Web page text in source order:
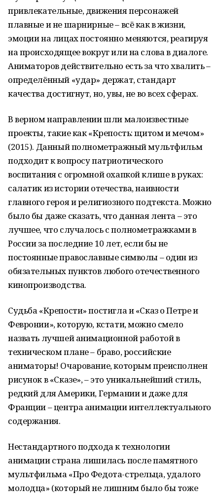
привлекательные, движения персонажей
плавные и не шарнирные – всё как в жизни,
эмоции на лицах постоянно меняются, реагируя
на происходящее вокруг или на слова в диалоге.
Аниматоров действительно есть за что хвалить –
определённый «удар» держат, стандарт
качества достигнут, но, увы, не во всех сферах.
В верном направлении шли малоизвестные
проекты, такие как «Крепость: щитом и мечом»
(2015). Данный полнометражный мультфильм
подходит к вопросу патриотического
воспитания с огромной охапкой клише в руках:
салатик из истории отечества, наивности
главного героя и религиозного подтекста. Можно
было бы даже сказать, что данная лента – это
лучшее, что случалось с полнометражками в
России за последние 10 лет, если бы не
постоянные православные символы – один из
обязательных пунктов любого отечественного
кинопроизводства.
Судьба «Крепости» постигла и «Сказ о Петре и
Февронии», которую, кстати, можно смело
назвать лучшей анимационной работой в
техническом плане – браво, российские
аниматоры! Очарование, которым преисполнен
рисунок в «Сказе», – это уникальнейший стиль,
редкий для Америки, Германии и даже для
Франции – центра анимации интеллектуального
содержания.
Нестандартного подхода к технологии
анимации страна лишилась после памятного
мультфильма «Про Федота-стрельца, удалого
молодца» (который не лишним было бы тоже